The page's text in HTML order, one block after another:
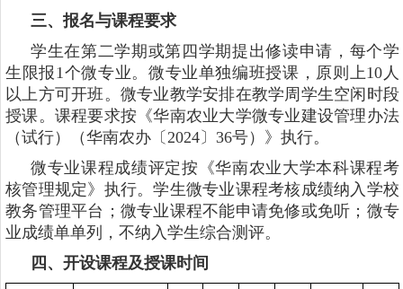
三、报名与课程要求
学生在第二学期或第四学期提出修读申请，每个学
生限报1个微专业。微专业单独编班授课，原则上10人
以上方可开班。微专业教学安排在教学周学生空闲时段
授课。课程要求按《华南农业大学微专业建设管理办法
（试行）（华南农办〔2024〕36号）》执行。
微专业课程成绩评定按《华南农业大学本科课程考
核管理规定》执行。学生微专业课程考核成绩纳入学校
教务管理平台；微专业课程不能申请免修或免听；微专
业成绩单单列，不纳入学生综合测评。
四、开设课程及授课时间